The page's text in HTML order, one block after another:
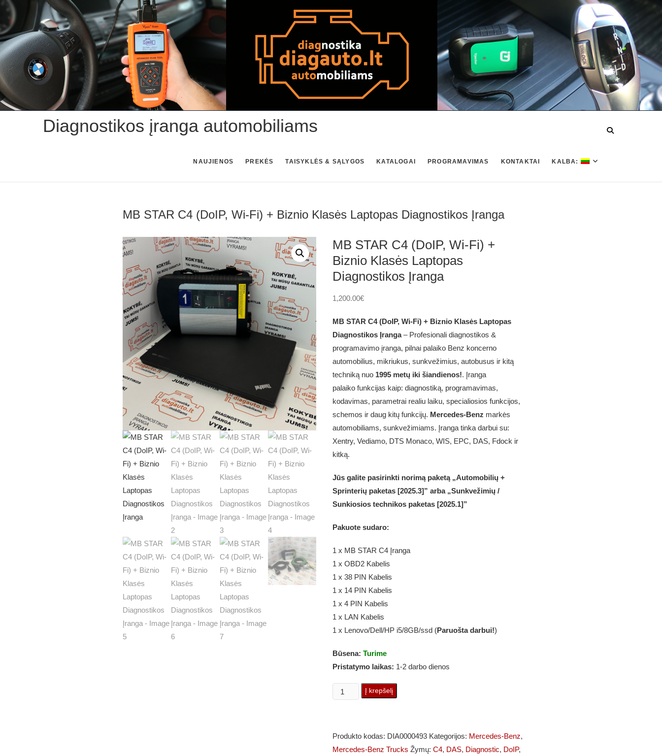
Skip
content
Diagnostikos įranga automobiliams
NAUJIENOS PREKĖS TAISYKLĖS & SĄLYGOS KATALOGAI PROGRAMAVIMAS KONTAKTAI KALBA:
MB STAR C4 (DoIP, Wi-Fi) + Biznio Klasės Laptopas Diagnostikos Įranga
MB STAR C4 (DoIP, Wi-Fi) +
Biznio Klasės Laptopas
Diagnostikos Įranga
1,200.00€
MB STAR C4 (DoIP, Wi-Fi) + Biznio Klasės Laptopas
Diagnostikos Įranga– Profesionali diagnostikos &
programavimo įranga, pilnai palaiko Benz koncerno
automobilius, mikriukus, sunkvežimius, autobusus ir kitą
techniką nuo 1995 metų iki šiandienos!. Įranga
palaiko funkcijas kaip: diagnostiką, programavimas,
kodavimas, parametrai realiu laiku, specialiosios funkcijos,
schemos ir daug kitų funkcijų. Mercedes-Benz markės
automobiliams, sunkvežimiams. Įranga tinka darbui su:
Xentry, Vediamo, DTS Monaco, WIS, EPC, DAS, Fdock ir
kitką.
Jūs galite pasirinkti norimą paketą „Automobilių +
Sprinterių paketas [2025.3]” arba „Sunkvežimių /
Sunkiosios technikos paketas [2025.1]”
Pakuote sudaro:
1 x MB STAR C4 Įranga
1 x OBD2 Kabelis
1 x 38 PIN Kabelis
1 x 14 PIN Kabelis
1 x 4 PIN Kabelis
1 x LAN Kabelis
1 x Lenovo/Dell/HP i5/8GB/ssd (Paruošta darbui!)
Būsena: Turime
Pristatymo laikas: 1-2 darbo dienos
produkto
kiekis:
Į krepšelį
Produkto kodas: DIA0000493 Kategorijos: Mercedes-Benz,
Mercedes-Benz Trucks Žymų: C4, DAS, Diagnostic, DoIP,